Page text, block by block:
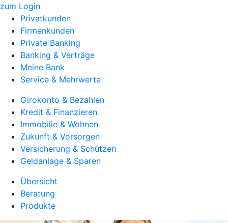
zum Login
Privatkunden
Firmenkunden
Private Banking
Banking & Verträge
Meine Bank
Service & Mehrwerte
Girokonto & Bezahlen
Kredit & Finanzieren
Immobilie & Wohnen
Zukunft & Vorsorgen
Versicherung & Schützen
Geldanlage & Sparen
Übersicht
Beratung
Produkte